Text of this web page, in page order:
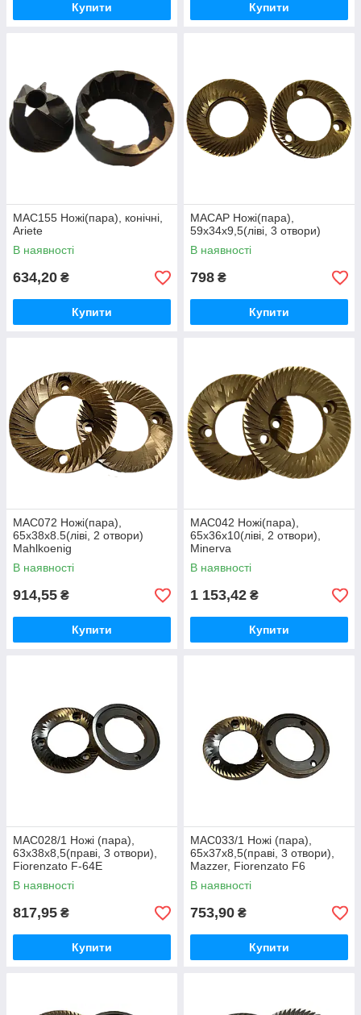
Купити Купити
MAC155 Ножі(пара), конічні,
Ariete
В наявності
634,20 ₴
Купити
MACAP Ножі(пара),
59x34x9,5(ліві, 3 отвори)
В наявності
798 ₴
Купити
MAC072 Ножі(пара),
65х38х8.5(ліві, 2 отвори)
Mahlkoenig
В наявності
914,55 ₴
Купити
MAC042 Ножі(пара),
65x36x10(ліві, 2 отвори),
Minerva
В наявності
1 153,42 ₴
Купити
MAC028/1 Ножі (пара),
63x38x8,5(праві, 3 отвори),
Fiorenzato F-64E
В наявності
817,95 ₴
Купити
MAC033/1 Ножі (пара),
65x37x8,5(праві, 3 отвори),
Mazzer, Fiorenzato F6
В наявності
753,90 ₴
Купити